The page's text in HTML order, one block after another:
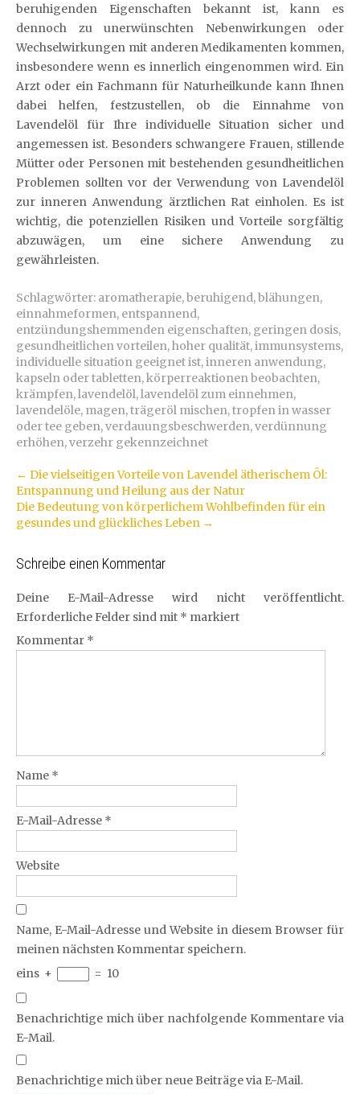
beruhigenden Eigenschaften bekannt ist, kann es
dennoch zu unerwünschten Nebenwirkungen oder
Wechselwirkungen mit anderen Medikamenten kommen,
insbesondere wenn es innerlich eingenommen wird. Ein
Arzt oder ein Fachmann für Naturheilkunde kann Ihnen
dabei helfen, festzustellen, ob die Einnahme von
Lavendelöl für Ihre individuelle Situation sicher und
angemessen ist. Besonders schwangere Frauen, stillende
Mütter oder Personen mit bestehenden gesundheitlichen
Problemen sollten vor der Verwendung von Lavendelöl
zur inneren Anwendung ärztlichen Rat einholen. Es ist
wichtig, die potenziellen Risiken und Vorteile sorgfältig
abzuwägen, um eine sichere Anwendung zu
gewährleisten.
Schlagwörter: aromatherapie,beruhigend,blähungen,
einnahmeformen, entspannend,
entzündungshemmenden eigenschaften, geringen dosis,
gesundheitlichen vorteilen,hoher qualität,immunsystems,
individuelle situation geeignet ist,inneren anwendung,
kapseln oder tabletten,körperreaktionen beobachten,
krämpfen,lavendelöl,lavendelöl zum einnehmen,
lavendelöle, magen,trägeröl mischen,tropfen in wasser
oder tee geben,verdauungsbeschwerden,verdünnung
erhöhen,verzehr gekennzeichnet
Artikel-
Navigation
← Die vielseitigen Vorteile von Lavendel ätherischem Öl:
Entspannung und Heilung aus der Natur
Die Bedeutung von körperlichem Wohlbefinden für ein
gesundes und glückliches Leben →
Schreibe einen Kommentar
Deine E-Mail-Adresse wird nicht veröffentlicht.
Erforderliche Felder sind mit * markiert
Kommentar *
Name *
E-Mail-Adresse *
Website
Name, E-Mail-Adresse und Website in diesem Browser für
meinen nächsten Kommentar speichern.
eins + = 10
Benachrichtige mich über nachfolgende Kommentare via
E-Mail.
Benachrichtige mich über neue Beiträge via E-Mail.